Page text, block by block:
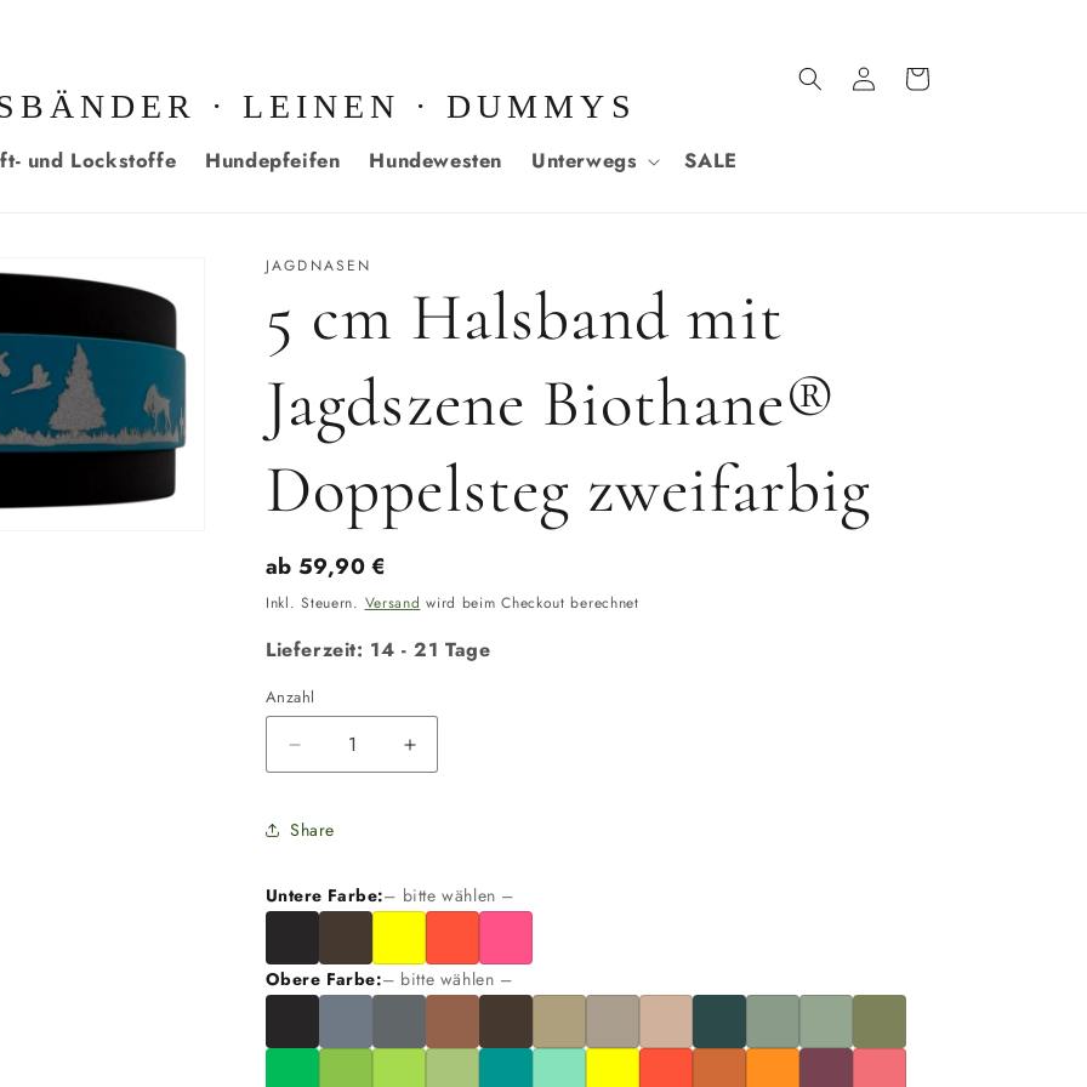
· LEINEN · DUMMYS
und Lockstoffe Hundepfeifen Hundewesten Unterwegs SALE
Einloggen
Warenkorb
JAGDNASEN
5 cm Halsband mit
Jagdszene Biothane®
Doppelsteg zweifarbig
Normaler
Preis
ab 59,90 €
Inkl. Steuern. Versand wird beim Checkout berechnet
Lieferzeit: 14 - 21 Tage
Anzahl
Anzahl
Verringere
die
für
Halsband
Jagdszene
Biothane®
Erhöhe
die
Halsband
Jagdszene
Biothane®
Share
Untere Farbe:– bitte wählen –
Obere Farbe:– bitte wählen –